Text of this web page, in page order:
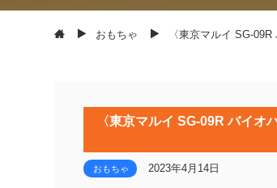
おもちゃ 〈東京マルイ SG-
〈東京マルイ SG-09R バイ
おもちゃ 2023年4月14日